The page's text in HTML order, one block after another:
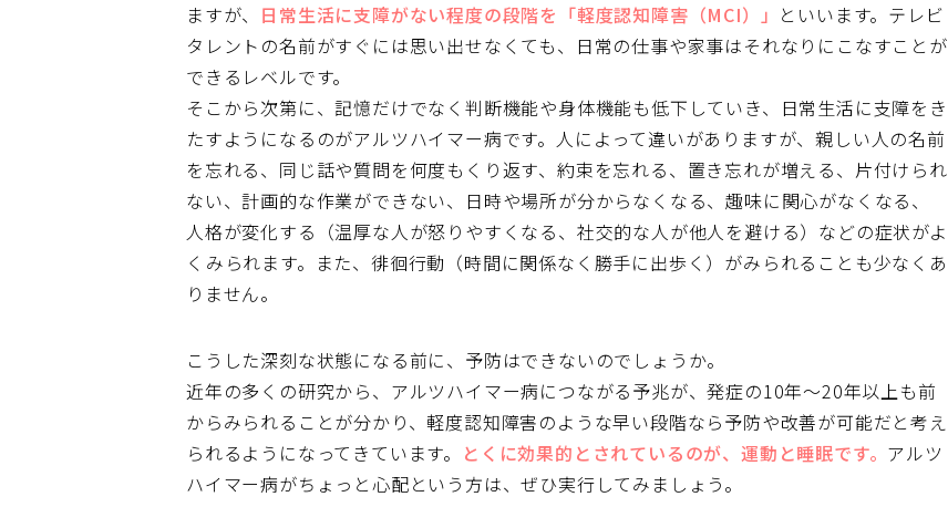
ますが、 日常生活に支障がない程度の段階を「軽度認知障害（MCI）」 といいます。テレビ
タレントの名前がすぐには思い出せなくても、日常の仕事や家事はそれなりにこなすことが
できるレベルです。
そこから次第に、記憶だけでなく判断機能や身体機能も低下していき、日常生活に支障をき
たすようになるのがアルツハイマー病です。人によって違いがありますが、親しい人の名前
を忘れる、同じ話や質問を何度もくり返す、約束を忘れる、置き忘れが増える、片付けられ
ない、計画的な作業ができない、日時や場所が分からなくなる、趣味に関心がなくなる、
人格が変化する（温厚な人が怒りやすくなる、社交的な人が他人を避ける）などの症状がよ
くみられます。また、徘徊行動（時間に関係なく勝手に出歩く）がみられることも少なくあ
りません。
こうした深刻な状態になる前に、予防はできないのでしょうか。
近年の多くの研究から、アルツハイマー病につながる予兆が、発症の10年～20年以上も前
からみられることが分かり、軽度認知障害のような早い段階なら予防や改善が可能だと考え
られるようになってきています。 とくに効果的とされているのが、運動と睡眠です。 アルツ
ハイマー病がちょっと心配という方は、ぜひ実行してみましょう。